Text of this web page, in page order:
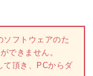
ソフトウェアのた
できません。
て頂き、PCからダ